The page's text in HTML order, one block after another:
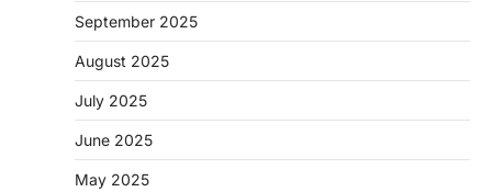
September 2025
August 2025
July 2025
June 2025
May 2025
CHHATTISGARH